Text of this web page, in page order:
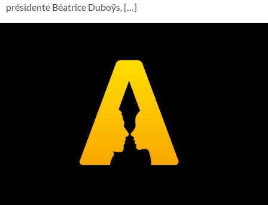
présidente Béatrice Duboÿs, […]